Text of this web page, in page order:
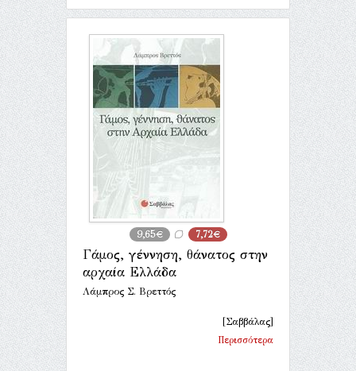
9,65€ 7,72€
Γάμος, γέννηση, θάνατος στην
αρχαία Ελλάδα
Λάμπρος Σ. Βρεττός
[Σαββάλας]
Περισσότερα